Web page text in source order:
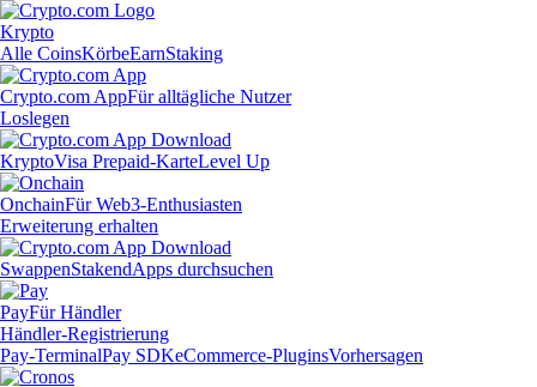
Krypto
Alle CoinsKörbeEarnStaking
Crypto.com AppFür alltägliche Nutzer
Loslegen
KryptoVisa Prepaid-KarteLevel Up
OnchainFür Web3-Enthusiasten
Erweiterung erhalten
SwappenStakendApps durchsuchen
PayFür Händler
Händler-Registrierung
Pay-TerminalPay SDKeCommerce-PluginsVorhersagen